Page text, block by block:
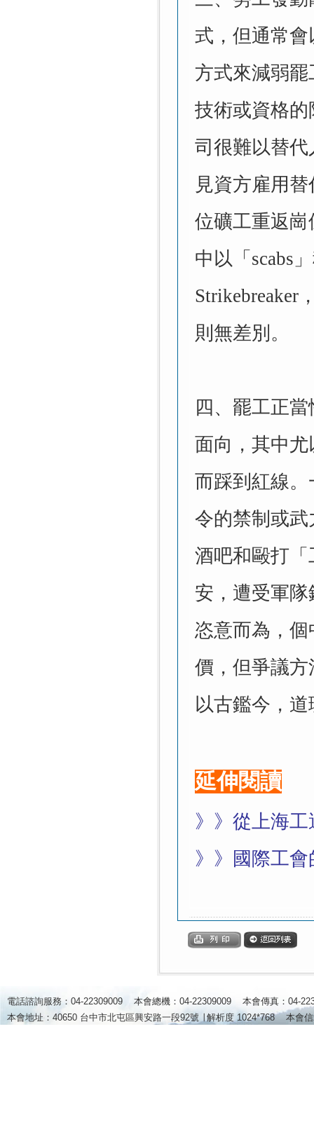
式，但通常
方式來減弱
技術或資格
司很難以替
見資方雇用
位礦工重返
中以「scabs
Strikebreaker
則無差別。
四、罷工正
面向，其中
而踩到紅線
令的禁制或
酒吧和毆打
安，遭受軍
恣意而為，
價，但爭議
以古鑑今，
延伸閱讀
》》從上海工
》》
國際工
電話諮詢服務：04-22309009 本會總機：04-22309009 本會傳真：04-
本會地址：40650 台中市北屯區興安路一段92號 ∣解析度 1024*768本會信